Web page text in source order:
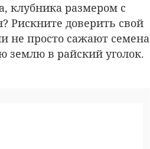
клубника размером с
Рискните доверить свой
не просто сажают семена
землю в райский уголок.